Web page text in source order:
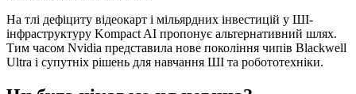
На тлі дефіциту відеокарт і мільярдних інвестицій у ШІ-
інфраструктуру Kompact AI пропонує альтернативний шлях.
Тим часом Nvidia представила нове покоління чипів Blackwell
Ultra і супутніх рішень для навчання ШІ та робототехніки.